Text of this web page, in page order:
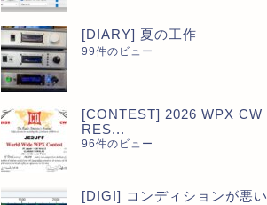
[DIARY] 夏の工作
99件のビュー
[CONTEST] 2026 WPX CW
RES...
96件のビュー
[DIGI] コンディションが悪い